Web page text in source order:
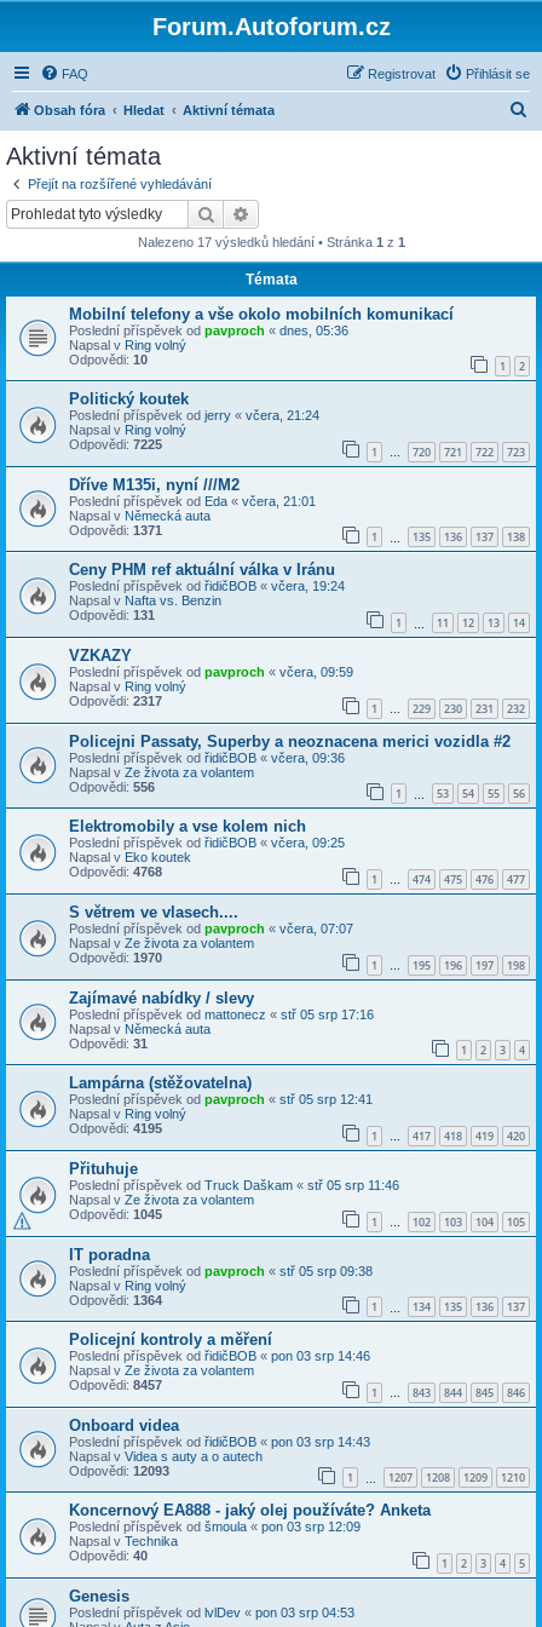
Forum.Autoforum.cz
FAQ Přihlásit se
Registrovat
Obsah fóra Hledat Aktivní témata
Aktivní témata
Přejít na rozšířené vyhledávání
Hledat
Nalezeno 17 výsledků hledání • Stránka 1 z 1
Témata
Mobilní telefony a vše okolo mobilních komunikací
Poslední příspěvek od pavproch « dnes, 05:36
Napsal v Ring volný
Odpovědi: 10 1 2
Politický koutek
Poslední příspěvek od jerry « včera, 21:24
Napsal v Ring volný
Odpovědi: 7225 1 … 720 721 722 723
Dříve M135i, nyní ///M2
Poslední příspěvek od Eda « včera, 21:01
Napsal v Německá auta
Odpovědi: 1371 1 135 136 137 138
Ceny PHM ref aktuální válka v Iránu
Poslední příspěvek od řidičBOB « včera, 19:24
Napsal v Nafta vs. Benzin
Odpovědi: 131 1 11 12 13 14
VZKAZY
Poslední příspěvek od pavproch « včera, 09:59
Napsal v Ring volný
Odpovědi: 2317 1 … 229 230 231 232
Policejni Passaty, Superby a neoznacena merici vozidla #2
Poslední příspěvek od řidičBOB « včera, 09:36
Napsal v Ze života za volantem
Odpovědi: 556 1 53 54 55 56
Elektromobily a vse kolem nich
Poslední příspěvek od řidičBOB « včera, 09:25
Napsal v Eko koutek
Odpovědi: 4768 1 … 474 475 476 477
S větrem ve vlasech....
Poslední příspěvek od pavproch « včera, 07:07
Napsal v Ze života za volantem
Odpovědi: 1970 1 … 195 196 197 198
Zajímavé nabídky / slevy
Poslední příspěvek od mattonecz « stř 05 srp 17:16
Napsal v Německá auta
Odpovědi: 31 1 2 3 4
Lampárna (stěžovatelna)
Poslední příspěvek od pavproch « stř 05 srp 12:41
Napsal v Ring volný
Odpovědi: 4195 1 … 417 418 419 420
Přituhuje
Poslední příspěvek od Truck Daškam « stř 05 srp 11:46
Napsal v Ze života za volantem
Odpovědi: 1045 1 … 102 103 104 105
IT poradna
Poslední příspěvek od pavproch « stř 05 srp 09:38
Napsal v Ring volný
Odpovědi: 1364 1 134 135 136 137
Policejní kontroly a měření
Poslední příspěvek od řidičBOB « pon 03 srp 14:46
Napsal v Ze života za volantem
Odpovědi: 8457 1 … 843 844 845 846
Onboard videa
Poslední příspěvek od řidičBOB « pon 03 srp 14:43
Napsal v Videa s auty a o autech
Odpovědi: 12093 1 1207 1208 1209 1210
Koncernový EA888 - jaký olej používáte? Anketa
Poslední příspěvek od šmoula « pon 03 srp 12:09
Napsal v Technika
Odpovědi: 40 1 2 3 4 5
Genesis
Poslední příspěvek od lvlDev « pon 03 srp 04:53